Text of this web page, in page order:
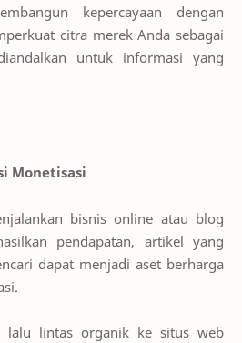
kepercayaan dengan
citra merek Anda sebagai
untuk informasi yang
Monetisasi
bisnis online atau blog
pendapatan, artikel yang
dapat menjadi aset berharga
lalu lintas organik ke situs web